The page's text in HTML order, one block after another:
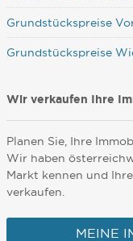
Grundstückspreise
Grundstückspreise
Wir verkaufen Ihre
Planen Sie, Ihre
Wir haben
Markt kennen und
verkaufen.
MEINE